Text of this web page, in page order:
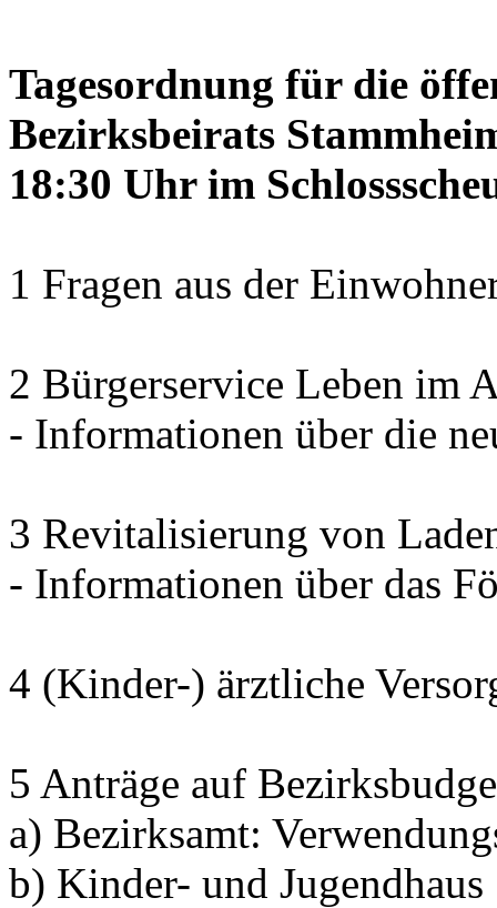
Tagesordnung für die
Bezirksbeirats
18:30 Uhr im
1 Fragen aus der
2 Bürgerservice Leben im
- Informationen über die
3 Revitalisierung von
- Informationen über das
4 (Kinder-) ärztliche
5 Anträge auf
a) Bezirksamt:
b) Kinder- und